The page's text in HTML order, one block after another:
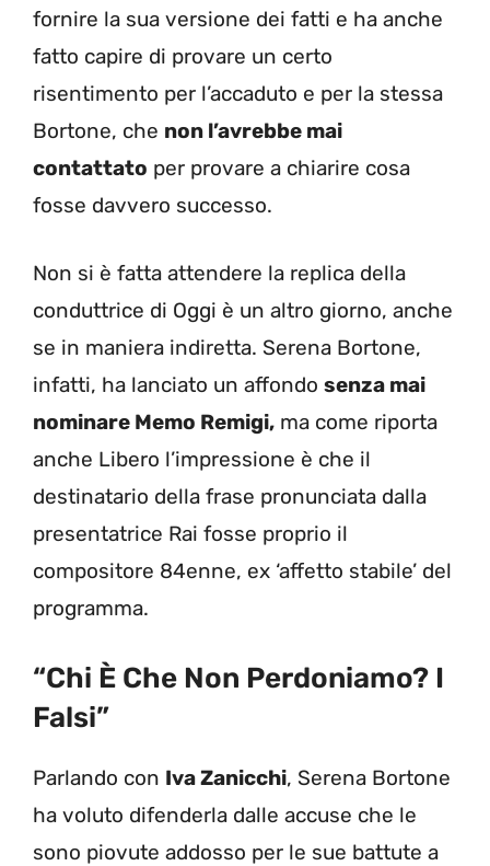
fornire la sua versione dei fatti e ha anche
fatto capire di provare un certo
risentimento per l’accaduto e per la stessa
Bortone, che non l’avrebbe mai
contattato per provare a chiarire cosa
fosse davvero successo.
Non si è fatta attendere la replica della
conduttrice di Oggi è un altro giorno, anche
se in maniera indiretta. Serena Bortone,
infatti, ha lanciato un affondo senza mai
nominare Memo Remigi, ma come riporta
anche Libero l’impressione è che il
destinatario della frase pronunciata dalla
presentatrice Rai fosse proprio il
compositore 84enne, ex ‘affetto stabile’ del
programma.
“Chi È Che Non Perdoniamo? I
Falsi”
Parlando con Iva Zanicchi, Serena Bortone
ha voluto difenderla dalle accuse che le
sono piovute addosso per le sue battute a